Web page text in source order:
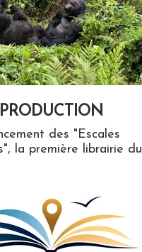
PRODUCTION
des "Escales
la première librairie du